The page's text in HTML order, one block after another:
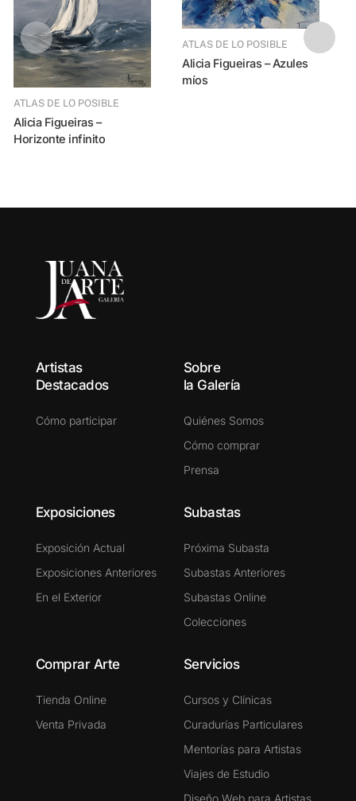
ATLAS DE LO POSIBLE
Alicia Figueiras –
Horizonte infinito
ATLAS DE LO POSIBLE
Alicia Figueiras – Azules
míos
Artistas
Destacados
Cómo participar
Sobre
la Galería
Quiénes Somos
Cómo comprar
Prensa
Exposiciones
Exposición Actual
Exposiciones Anteriores
En el Exterior
Subastas
Próxima Subasta
Subastas Anteriores
Subastas Online
Colecciones
Comprar Arte
Tienda Online
Venta Privada
Servicios
Cursos y Clínicas
Curadurías Particulares
Mentorías para Artistas
Viajes de Estudio
Diseño Web para Artistas